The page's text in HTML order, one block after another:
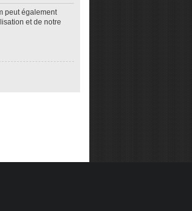
peut également
et de notre